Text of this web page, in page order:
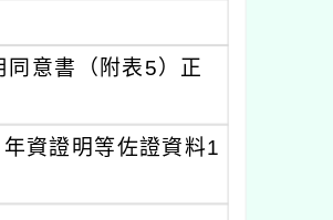
意書（附表5）正
資證明等佐證資料1